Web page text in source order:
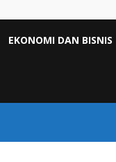
EKONOMI DAN BISNIS